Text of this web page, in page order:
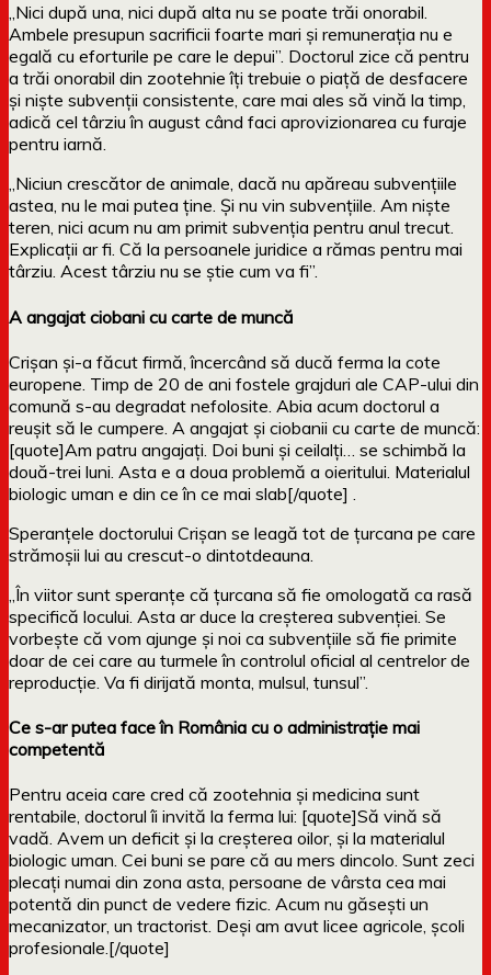
„Nici după una, nici după alta nu se poate trăi onorabil.
Ambele presupun sacrificii foarte mari şi remuneraţia nu e
egală cu eforturile pe care le depui”. Doctorul zice că pentru
a trăi onorabil din zootehnie îţi trebuie o piaţă de desfacere
şi nişte subvenţii consistente, care mai ales să vină la timp,
adică cel târziu în august când faci aprovizionarea cu furaje
pentru iarnă.
„Niciun crescător de animale, dacă nu apăreau subvenţiile
astea, nu le mai putea ţine. Şi nu vin subvenţiile. Am nişte
teren, nici acum nu am primit subvenţia pentru anul trecut.
Explicaţii ar fi. Că la persoanele juridice a rămas pentru mai
târziu. Acest târziu nu se ştie cum va fi”.
A angajat ciobani cu carte de muncă
Crişan şi-a făcut firmă, încercând să ducă ferma la cote
europene. Timp de 20 de ani fostele grajduri ale CAP-ului din
comună s-au degradat nefolosite. Abia acum doctorul a
reuşit să le cumpere. A angajat şi ciobanii cu carte de muncă:
[quote]Am patru angajaţi. Doi buni şi ceilalţi… se schimbă la
două-trei luni. Asta e a doua problemă a oieritului. Materialul
biologic uman e din ce în ce mai slab[/quote] .
Speranţele doctorului Crişan se leagă tot de ţurcana pe care
strămoşii lui au crescut-o dintotdeauna.
„În viitor sunt speranţe că ţurcana să fie omologată ca rasă
specifică locului. Asta ar duce la creşterea subvenţiei. Se
vorbeşte că vom ajunge şi noi ca subvenţiile să fie primite
doar de cei care au turmele în controlul oficial al centrelor de
reproducţie. Va fi dirijată monta, mulsul, tunsul”.
Ce s-ar putea face în România cu o administraţie mai
competentă
Pentru aceia care cred că zootehnia şi medicina sunt
rentabile, doctorul îi invită la ferma lui: [quote]Să vină să
vadă. Avem un deficit şi la creşterea oilor, şi la materialul
biologic uman. Cei buni se pare că au mers dincolo. Sunt zeci
plecaţi numai din zona asta, persoane de vârsta cea mai
potentă din punct de vedere fizic. Acum nu găsești un
mecanizator, un tractorist. Deşi am avut licee agricole, şcoli
profesionale.[/quote]